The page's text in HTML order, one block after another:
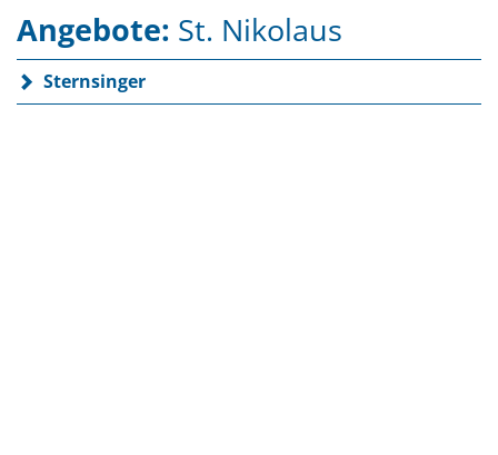
Angebote: St. Nikolaus
Sternsinger